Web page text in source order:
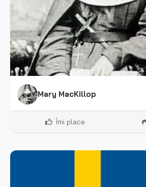
Mary MacKillop
Îmi place